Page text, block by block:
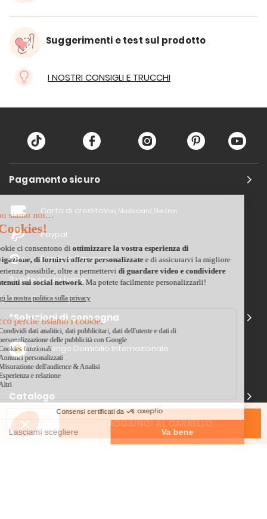
AGGIUNGI AL CARRELLO
Suggerimenti e test sul prodotto
I NOSTRI CONSIGLI E TRUCCHI
Pagamento sicuro
Carta di creditoVisa, Mastercard, Electron
Paypal
Bonifico Bancario
3 volte senza tasse
*Soluzioni di consegna
Delivengo Domicilio Internazionale
Catalogo